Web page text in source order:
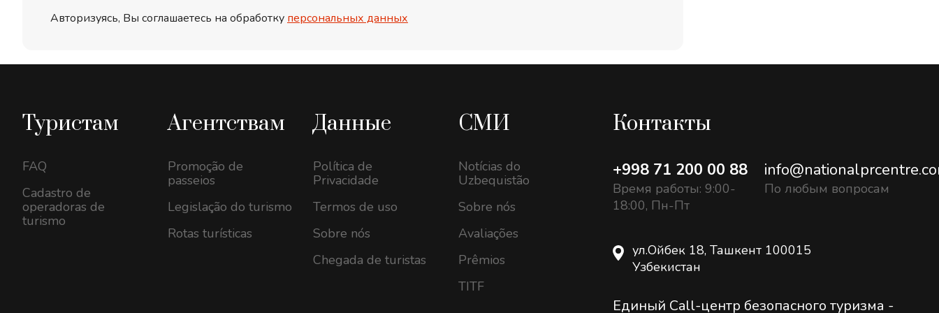
Авторизуясь, Вы соглашаетесь на обработку персональных данных
Туристам
FAQ
Cadastro de
operadoras de
turismo
Агентствам
Promoção de
passeios
Legislação do turismo
Rotas turísticas
Данные
Política de
Privacidade
Termos de uso
Sobre nós
Chegada de turistas
СМИ
Notícias do
Uzbequistão
Sobre nós
Avaliações
Prêmios
TITF
Контакты
+998 71 200 00 88
Время работы: 9:00-
18:00, Пн-Пт
По любым вопросам
ул.Ойбек 18, Ташкент 100015
Узбекистан
Единый Call-центр безопасного туризма -